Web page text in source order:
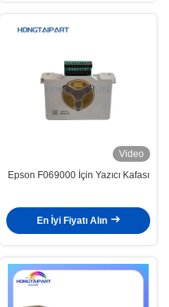
Video
Epson F069000 İçin Yazıcı Kafası
En İyi Fiyatı Alın